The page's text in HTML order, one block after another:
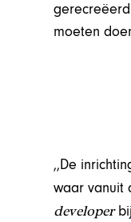
moeten
,,De
waar vanuit
developerbij